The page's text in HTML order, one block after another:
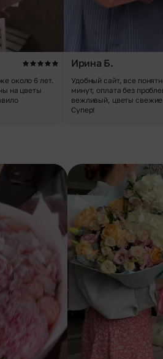
около 6 лет.
на цветы
Ирина Б.
Удобный сайт, все
минут, оплата без
вежливый, цветы
Супер!